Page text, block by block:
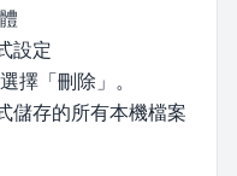
設定
擇「刪除」。
儲存的所有本機檔案